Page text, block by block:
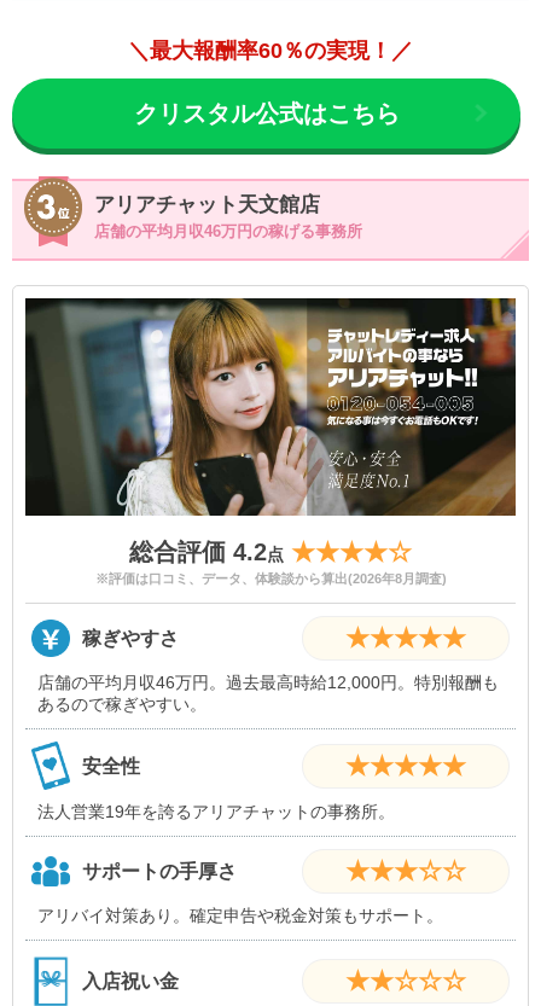
＼最大報酬率60％の実現！／
クリスタル公式はこちら
アリアチャット天文館店
店舗の平均月収46万円の稼げる事務所
総合評価 4.2点 ★★★★☆
※評価は口コミ、データ、体験談から算出(2026年8月調査)
稼ぎやすさ ★★★★★
店舗の平均月収46万円。過去最高時給12,000円。特別報酬も
あるので稼ぎやすい。
安全性 ★★★★★
法人営業19年を誇るアリアチャットの事務所。
サポートの手厚さ ★★★☆☆
アリバイ対策あり。確定申告や税金対策もサポート。
入店祝い金 ★★☆☆☆